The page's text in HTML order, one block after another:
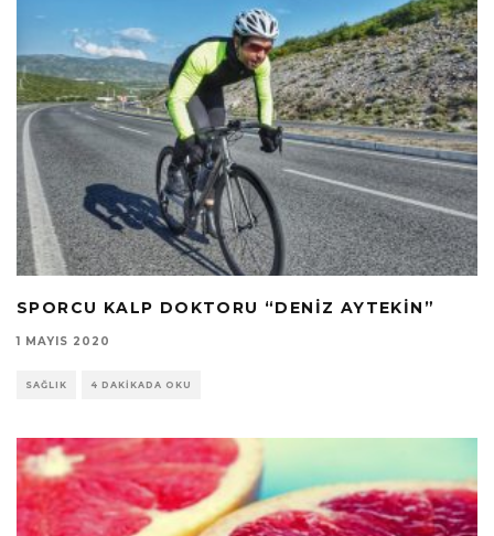
SPORCU KALP DOKTORU “DENIZ AYTEKIN”
1 MAYIS 2020
SAĞLIK 4 DAKIKADA OKU